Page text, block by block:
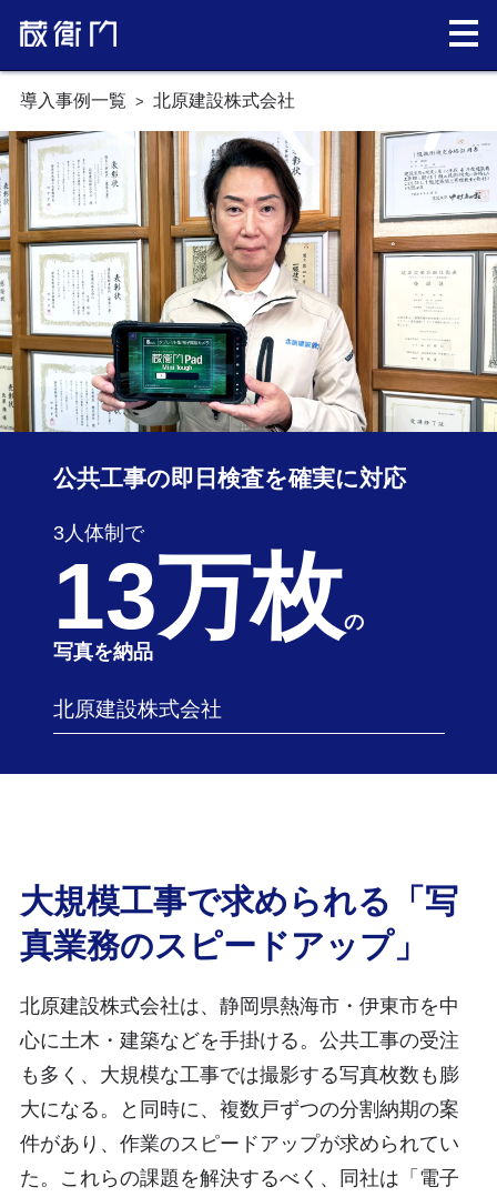
導入事例一覧 北原建設株式会社
公共工事の即日検査を確実に対応
3人体制で
13万枚の
写真を納品
北原建設株式会社
大規模工事で求められる「写
真業務のスピードアップ」
北原建設株式会社は、静岡県熱海市・伊東市を中
心に土木・建築などを手掛ける。公共工事の受注
も多く、大規模な工事では撮影する写真枚数も膨
大になる。と同時に、複数戸ずつの分割納期の案
件があり、作業のスピードアップが求められてい
た。これらの課題を解決するべく、同社は「電子